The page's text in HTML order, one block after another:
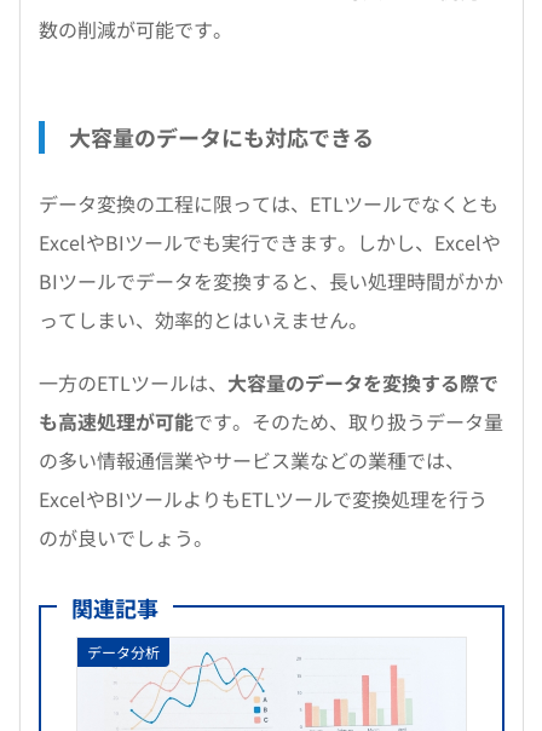
数の削減が可能です。
大容量のデータにも対応できる
データ変換の工程に限っては、ETLツールでなくとも
ExcelやBIツールでも実行できます。しかし、Excelや
BIツールでデータを変換すると、長い処理時間がかか
ってしまい、効率的とはいえません。
一方のETLツールは、 大容量のデータを変換する際で
も高速処理が可能です。そのため、取り扱うデータ量
の多い情報通信業やサービス業などの業種では、
ExcelやBIツールよりもETLツールで変換処理を行う
のが良いでしょう。
関連記事
データ分析